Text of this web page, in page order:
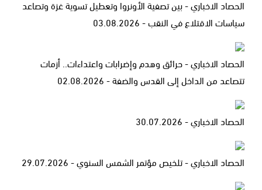
الحصاد الاخباري - بين تصفية الأونروا وتعطيل تسوية غزة وتصاعد
سياسات الاقتلاع في النقب - 03.08.2026
الحصاد الاخباري - حرائق وهدم وإضرابات واعتداءات.. أزمات
تتصاعد من الداخل إلى القدس والضفة - 02.08.2026
الحصاد الاخباري - 30.07.2026
الحصاد الاخباري - تلخيص مؤتمر الشمس السنوي - 29.07.2026